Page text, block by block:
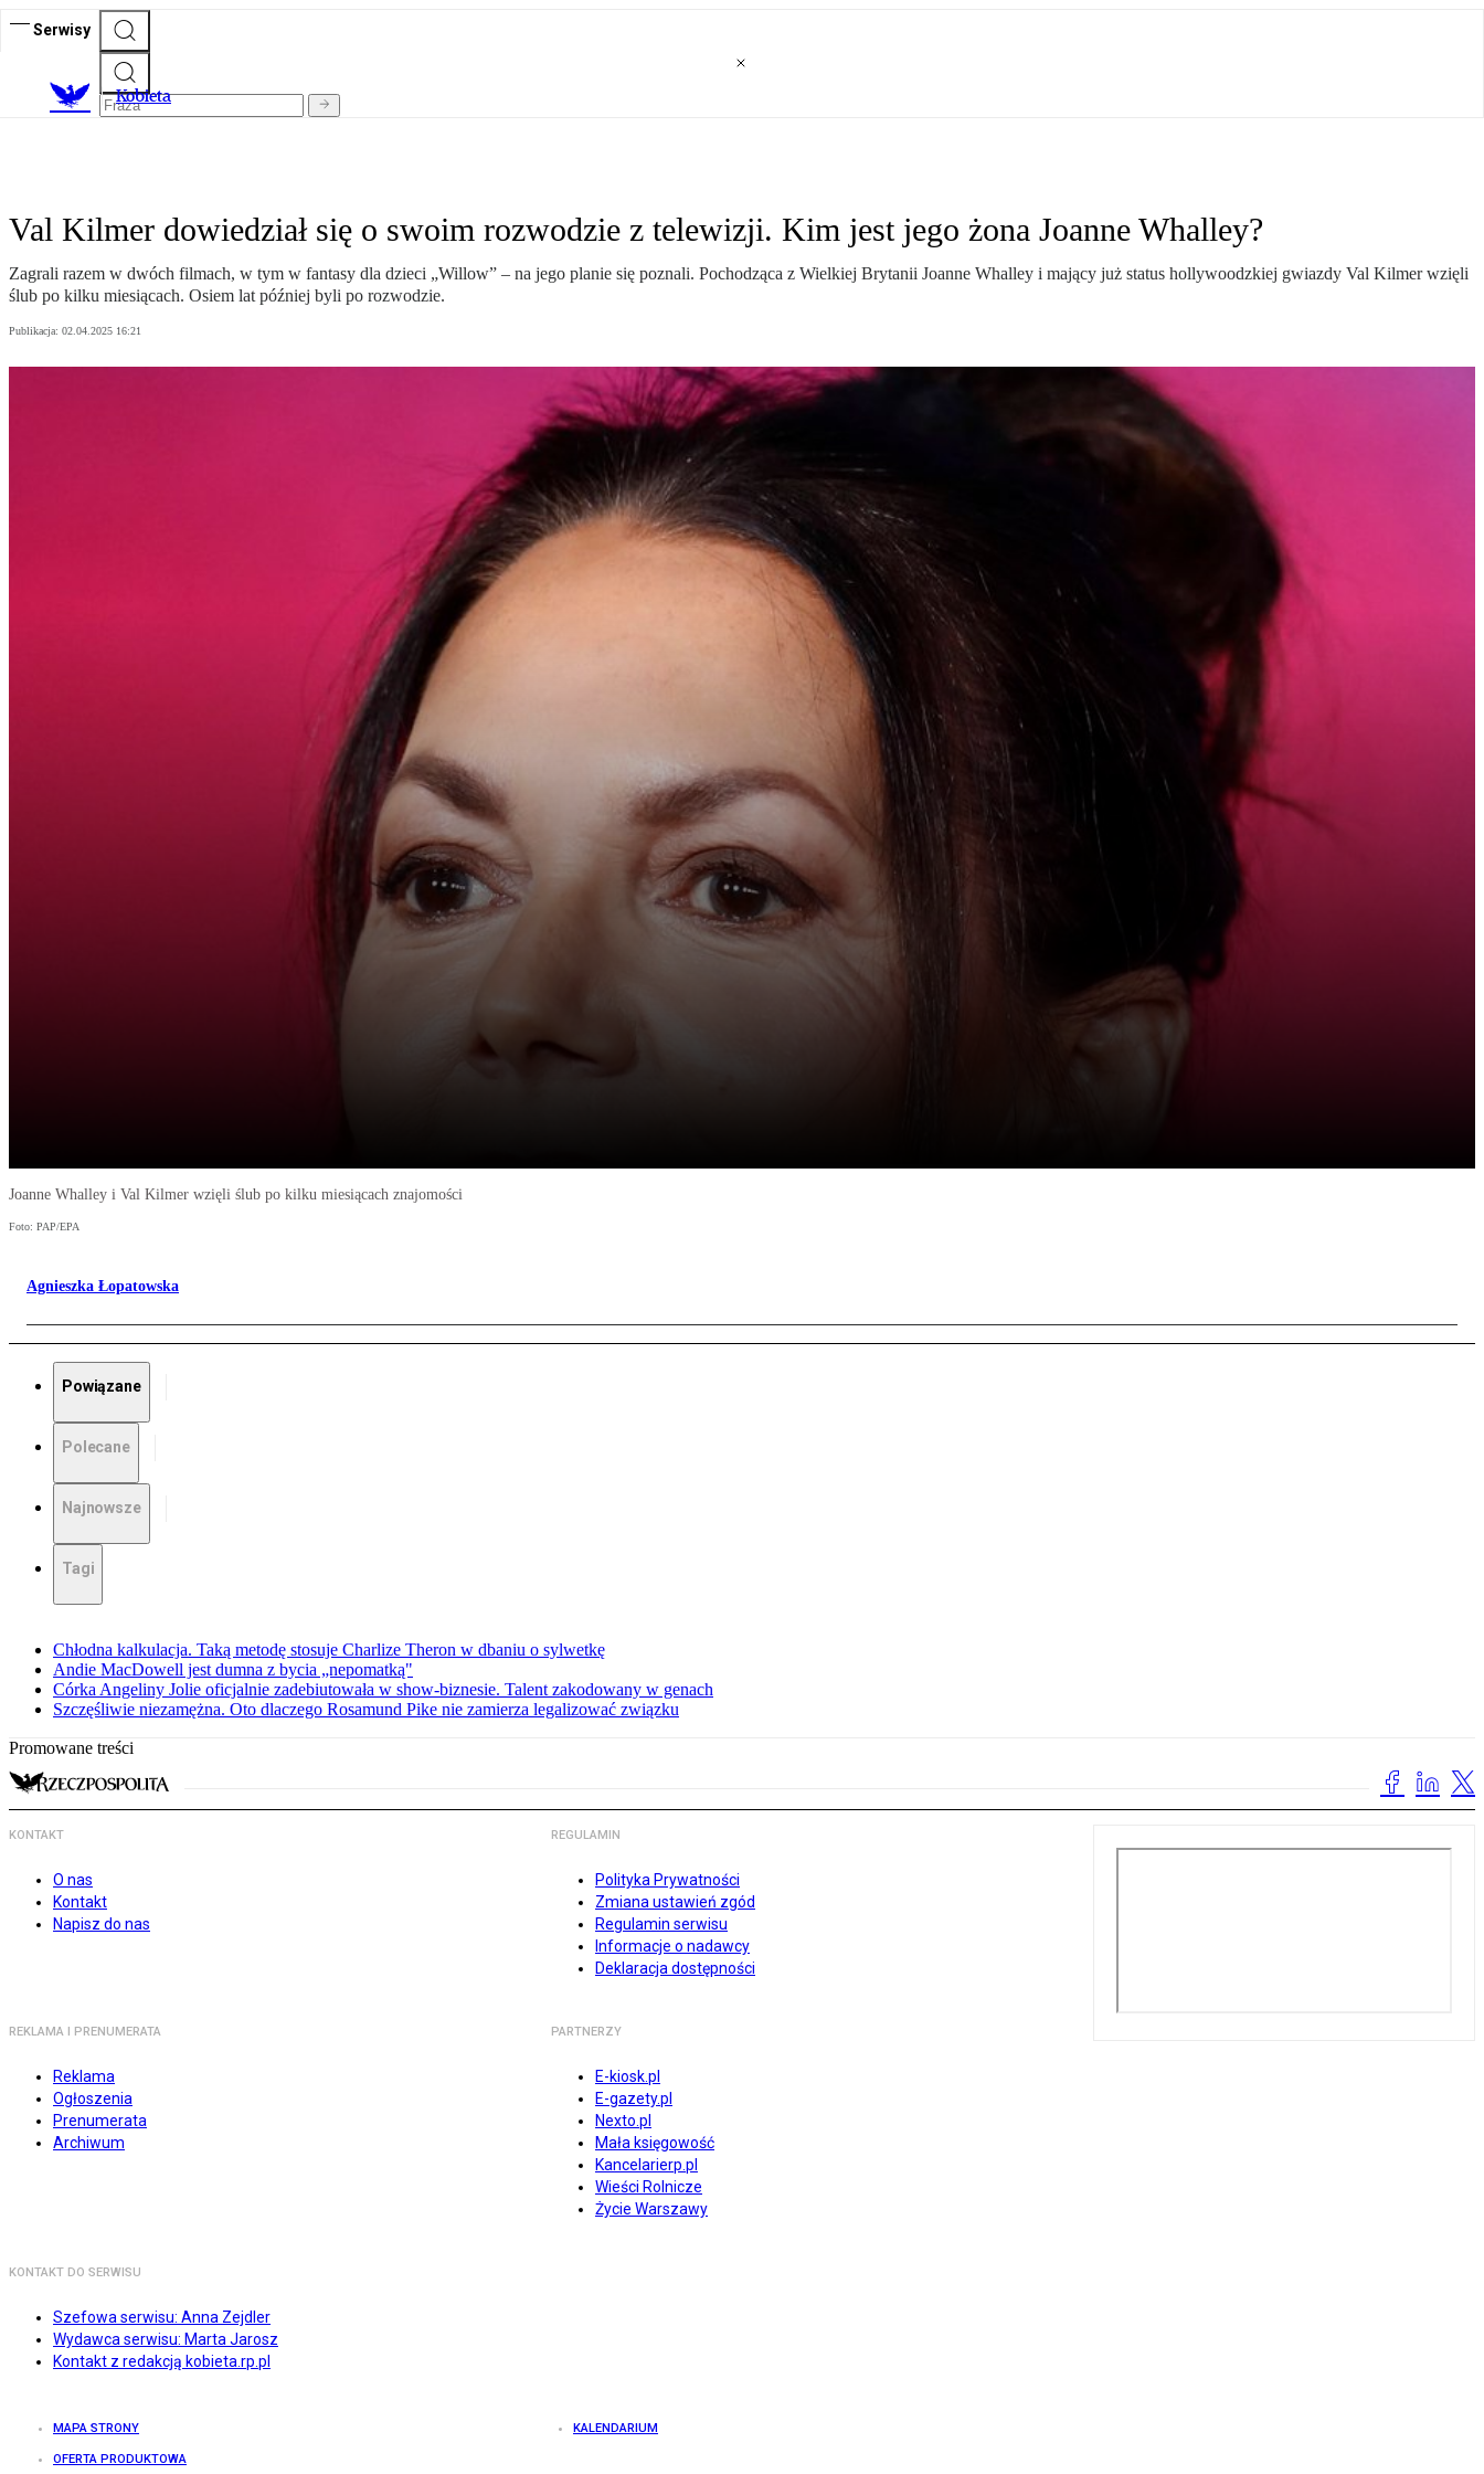
Serwisy
Kobieta
Val Kilmer dowiedział się o swoim rozwodzie z telewizji. Kim jest jego żona Joanne Whalley?
Zagrali razem w dwóch filmach, w tym w fantasy dla dzieci „Willow” – na jego planie się poznali. Pochodząca z Wielkiej Brytanii Joanne Whalley i mający już status hollywoodzkiej gwiazdy Val Kilmer wzięli
ślub po kilku miesiącach. Osiem lat później byli po rozwodzie.
Publikacja: 02.04.2025 16:21
Joanne Whalley i Val Kilmer wzięli ślub po kilku miesiącach znajomości
Foto: PAP/EPA
Agnieszka Łopatowska
Powiązane
Polecane
Najnowsze
Tagi
Chłodna kalkulacja. Taką metodę stosuje Charlize Theron w dbaniu o sylwetkę
Andie MacDowell jest dumna z bycia „nepomatką"
Córka Angeliny Jolie oficjalnie zadebiutowała w show-biznesie. Talent zakodowany w genach
Szczęśliwie niezamężna. Oto dlaczego Rosamund Pike nie zamierza legalizować związku
Promowane treści
KONTAKT
O nas
Kontakt
Napisz do nas
REGULAMIN
Polityka Prywatności
Zmiana ustawień zgód
Regulamin serwisu
Informacje o nadawcy
Deklaracja dostępności
REKLAMA I PRENUMERATA
Reklama
Ogłoszenia
Prenumerata
Archiwum
PARTNERZY
E-kiosk.pl
E-gazety.pl
Nexto.pl
Mała księgowość
Kancelarierp.pl
Wieści Rolnicze
Życie Warszawy
KONTAKT DO SERWISU
Szefowa serwisu: Anna Zejdler
Wydawca serwisu: Marta Jarosz
Kontakt z redakcją kobieta.rp.pl
MAPA STRONY KALENDARIUM
OFERTA PRODUKTOWA